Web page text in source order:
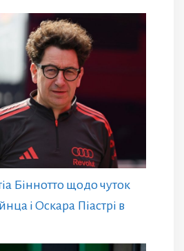
Біннотто щодо чуток
і Оскара Піастрі в